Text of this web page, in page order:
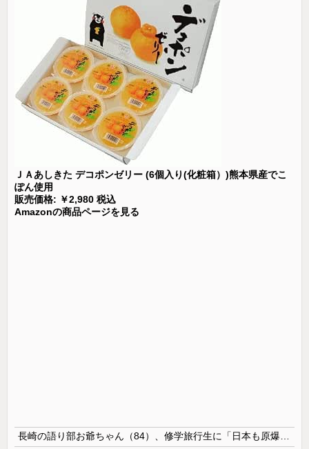
ＪＡあしきた デコポンゼリー (6個入り(化粧箱）)熊本県産でこ
ぽん使用
販売価格: ￥2,980 税込
Amazonの商品ページを見る